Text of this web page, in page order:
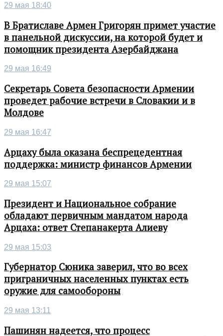
29 мая 18:40
В Братиславе Армен Григорян примет участие
в панельной дискуссии, на которой будет и
помощник президента Азербайджана
29 мая 16:49
Секретарь Совета безопасности Армении
проведет рабочие встречи в Словакии и в
Молдове
29 мая 16:47
Арцаху была оказана беспрецедентная
поддержка: министр финансов Армении
29 мая 15:07
Президент и Национальное собрание
обладают первичным мандатом народа
Арцаха: ответ Степанакерта Алиеву
29 мая 15:03
Губернатор Сюника заверил, что во всех
приграничных населенных пунктах есть
оружие для самообороны
29 мая 13:11
Пашинян надеется, что процесс